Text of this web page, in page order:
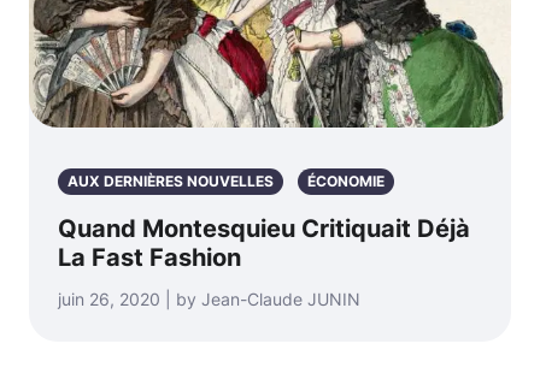
AUX DERNIÈRES NOUVELLES ÉCONOMIE
Quand Montesquieu Critiquait Déjà
La Fast Fashion
juin 26, 2020 | by Jean-Claude JUNIN